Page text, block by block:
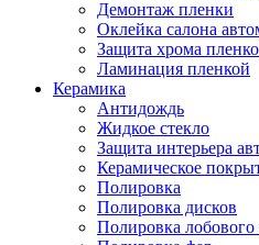
Демонтаж пленки
Оклейка салона
Защита хрома
Ламинация пленкой
Керамика
Антидождь
Жидкое стекло
Защита интерьера
Керамическое
Полировка
Полировка дисков
Полировка лобового